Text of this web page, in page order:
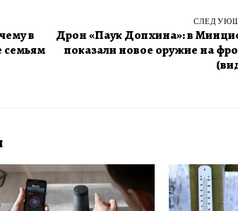
в
семьям
Дрон «Паук Допхина»: в
показали новое оружие на